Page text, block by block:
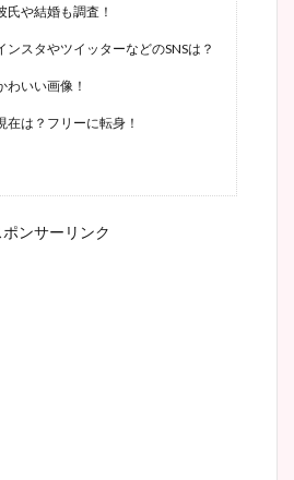
氏や結婚も調査！
スタやツイッターなどのSNSは？
わいい画像！
は？フリーに転身！
ポンサーリンク